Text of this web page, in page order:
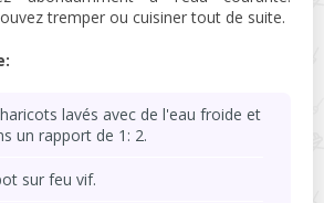
tremper ou cuisiner tout de suite.
lavés avec de l'eau froide et
un rapport de 1: 2.
sur feu vif.